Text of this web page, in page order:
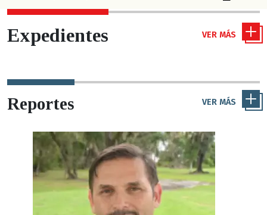
Expedientes VER MÁS
Reportes VER MÁS